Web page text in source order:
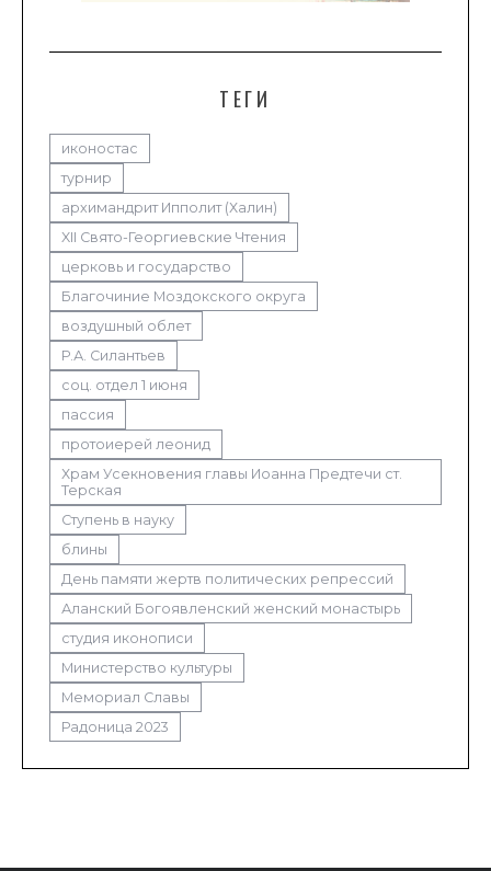
ТЕГИ
иконостас
турнир
архимандрит Ипполит (Халин)
XII Свято-Георгиевские Чтения
церковь и государство
Благочиние Моздокского округа
воздушный облет
Р.А. Силантьев
соц. отдел 1 июня
пассия
протоиерей леонид
Храм Усекновения главы Иоанна Предтечи ст.
Терская
Ступень в науку
блины
День памяти жертв политических репрессий
Аланский Богоявленский женский монастырь
студия иконописи
Министерство культуры
Мемориал Славы
Радоница 2023